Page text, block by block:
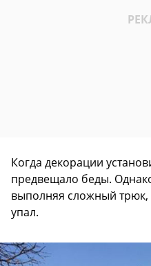
Когда декорации
предвещало беды.
выполняя сложный трюк,
упал.